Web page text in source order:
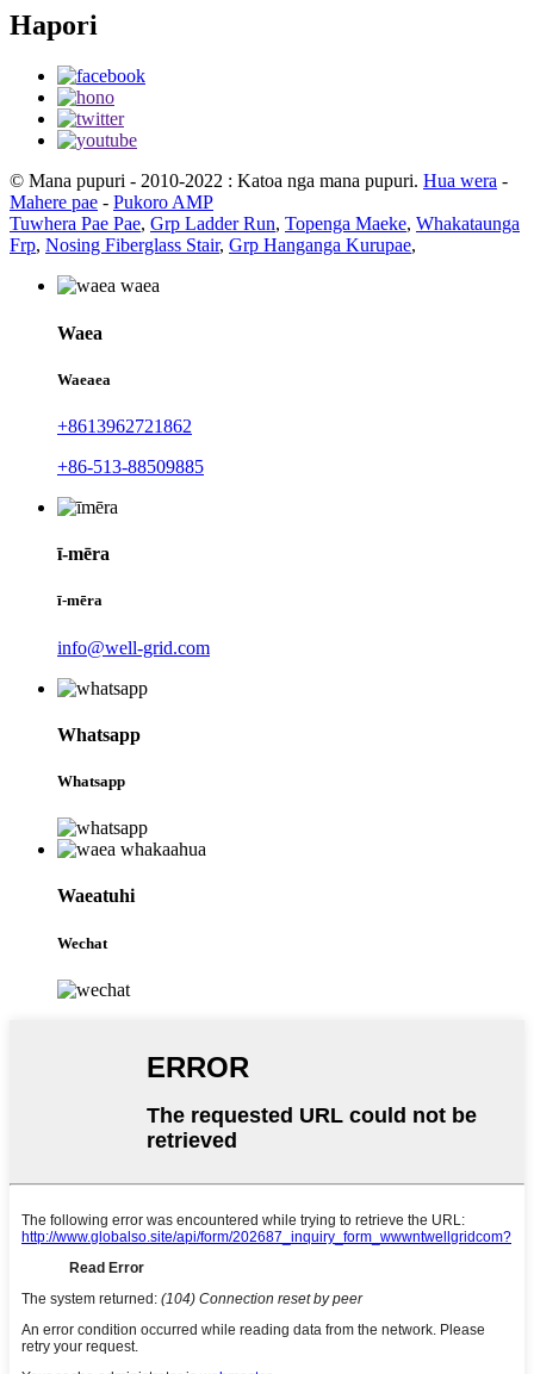
Hapori
© Mana pupuri - 2010-2022 : Katoa nga mana pupuri. Hua wera -
Mahere pae - Pukoro AMP
Tuwhera Pae Pae, Grp Ladder Run, Topenga Maeke, Whakataunga
Frp, Nosing Fiberglass Stair, Grp Hanganga Kurupae,
Waea
Waeaea
+8613962721862
+86-513-88509885
ī-mēra
ī-mēra
info@well-grid.com
Whatsapp
Whatsapp
Waeatuhi
Wechat